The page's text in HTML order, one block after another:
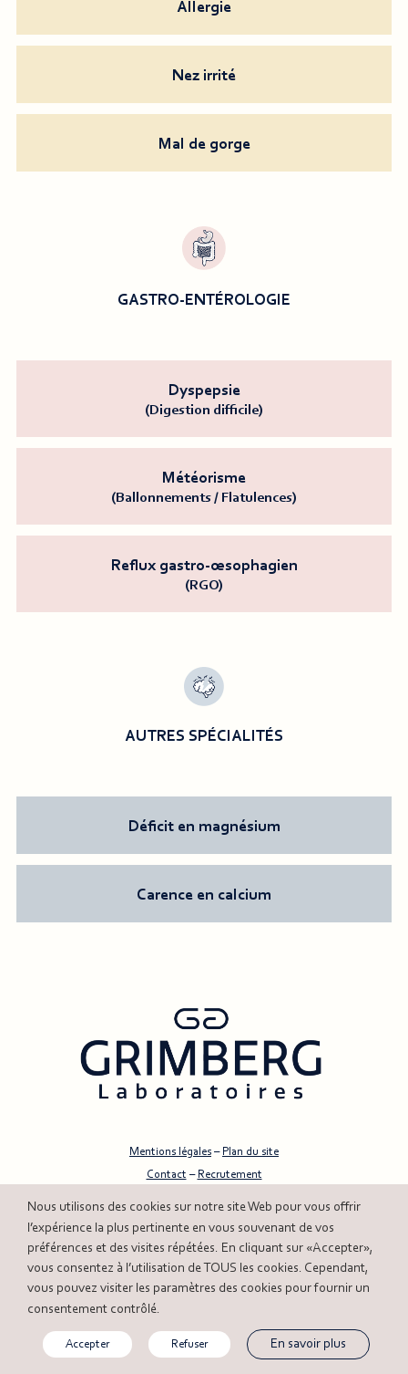
Allergie
Nez irrité
Mal de gorge
GASTRO-ENTÉROLOGIE
Dyspepsie
(Digestion difficile)
Météorisme
(Ballonnements / Flatulences)
Reflux gastro-œsophagien
(RGO)
AUTRES SPÉCIALITÉS
Déficit en magnésium
Carence en calcium
Mentions légales – Plan du site
Contact – Recrutement
© 2026 Laboratoires Grimberg – Création Digisanté
Nous utilisons des cookies sur notre site Web pour vous offrir
l’expérience la plus pertinente en vous souvenant de vos
préférences et des visites répétées. En cliquant sur «Accepter»,
vous consentez à l’utilisation de TOUS les cookies. Cependant,
vous pouvez visiter les paramètres des cookies pour fournir un
consentement contrôlé.
Accepter Refuser En savoir plus
Politique de confidentialité et cookies